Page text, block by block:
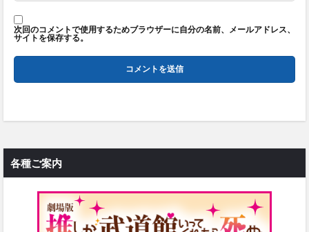
次回のコメントで使用するためブラウザーに自分の名前、メールアドレス、
サイトを保存する。
各種ご案内